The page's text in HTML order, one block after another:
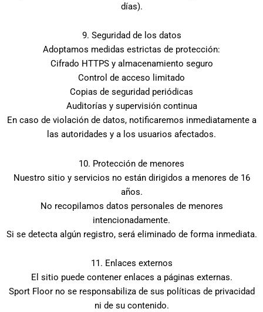
días).
9. Seguridad de los datos
Adoptamos medidas estrictas de protección:
Cifrado HTTPS y almacenamiento seguro
Control de acceso limitado
Copias de seguridad periódicas
Auditorías y supervisión continua
En caso de violación de datos, notificaremos inmediatamente a
las autoridades y a los usuarios afectados.
10. Protección de menores
Nuestro sitio y servicios no están dirigidos a menores de 16
años.
No recopilamos datos personales de menores
intencionadamente.
Si se detecta algún registro, será eliminado de forma inmediata.
11. Enlaces externos
El sitio puede contener enlaces a páginas externas.
Sport Floor no se responsabiliza de sus políticas de privacidad
ni de su contenido.